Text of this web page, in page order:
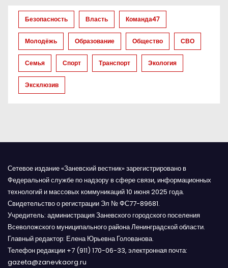
Безопасность Власть Команда47
Молодёжь Образование Общество СВО
Семья Спорт Транспорт Экология
Эксклюзив
Сетевое издание «Заневский вестник» зарегистрировано в
Федеральной службе по надзору в сфере связи, информационных
технологий и массовых коммуникаций 10 июня 2025 года.
Свидетельство о регистрации Эл № ФС77-89681.
Учредитель: администрация Заневского городского поселения
Всеволожского муниципального района Ленинградской области.
Главный редактор: Елена Юрьевна Голованова.
Телефон редакции +7 (911) 170-06-33, электронная почта:
gazeta@zanevkaorg.ru